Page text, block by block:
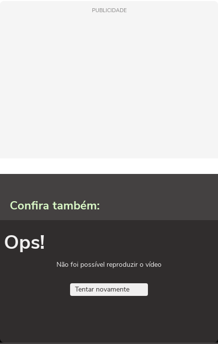
PUBLICIDADE
Confira também:
Ops!
Não foi possível reproduzir o vídeo
Tentar novamente